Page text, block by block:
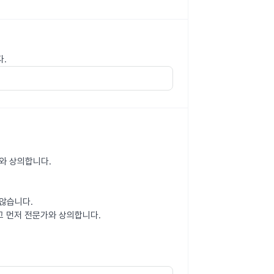
.
상의합니다.
습니다.
먼저 전문가와 상의합니다.